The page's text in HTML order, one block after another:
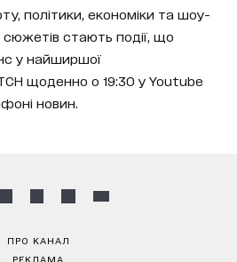
політики, економіки та шоу-
стають події, що
у найширшої
ТСН щоденно о 19:30 у Youtube
новин.
ПРО КАНАЛ
РЕКЛАМА